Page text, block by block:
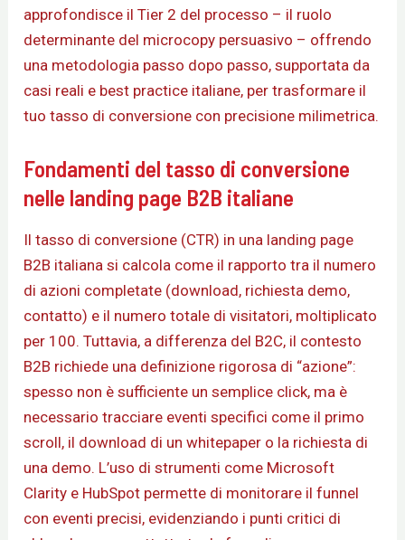
approfondisce il Tier 2 del processo – il ruolo
determinante del microcopy persuasivo – offrendo
una metodologia passo dopo passo, supportata da
casi reali e best practice italiane, per trasformare il
tuo tasso di conversione con precisione milimetrica.
Fondamenti del tasso di conversione
nelle landing page B2B italiane
Il tasso di conversione (CTR) in una landing page
B2B italiana si calcola come il rapporto tra il numero
di azioni completate (download, richiesta demo,
contatto) e il numero totale di visitatori, moltiplicato
per 100. Tuttavia, a differenza del B2C, il contesto
B2B richiede una definizione rigorosa di “azione”:
spesso non è sufficiente un semplice click, ma è
necessario tracciare eventi specifici come il primo
scroll, il download di un whitepaper o la richiesta di
una demo. L’uso di strumenti come Microsoft
Clarity e HubSpot permette di monitorare il funnel
con eventi precisi, evidenziando i punti critici di